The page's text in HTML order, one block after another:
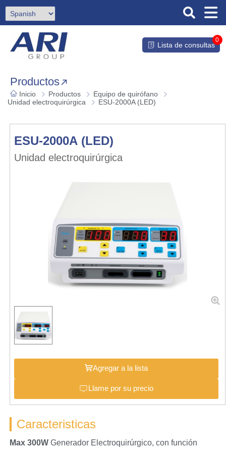
Lista de consultas
0
Productos
Inicio Productos
Equipo de quirófano
Unidad electroquirúrgica
ESU-2000A (LED)
ESU-2000A (LED)
Unidad electroquirúrgica
Agregar a la lista
Llame por su precio
Caracteristicas
Max 300WGenerador Electroquirúrgico, con función